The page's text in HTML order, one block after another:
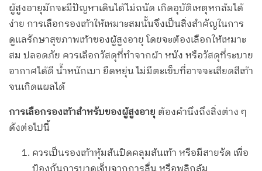
ผู้สูงอายุมักจะมีปัญหาเดินได้ไม่ถนัด เกิดอุบัติเหตุหกล้มได้
ง่าย การเลือกรองเท้าให้เหมาะสมนั้นจึงเป็นสิ่งสำคัญในการ
ดูแลรักษาสุขภาพเท้าของผู้สูงอายุ โดยจะต้องเลือกให้เหมาะ
สม ปลอดภัย ควรเลือกวัสดุที่ทำจากผ้า หนัง หรือวัสดุที่ระบาย
อากาศได้ดี น้ำหนักเบา ยืดหยุ่น ไม่มีตะเข็บที่อาจจะเสียดสีเท้า
จนเกิดแผลได้
การเลือกรองเท้าสำหรับของผู้สูงอายุ ต้องคำนึงถึงสิ่งต่าง ๆ
ดังต่อไปนี้
ควรเป็นรองเท้าหุ้มส้นปิดคลุมส้นเท้า หรือมีสายรัด เพื่อ